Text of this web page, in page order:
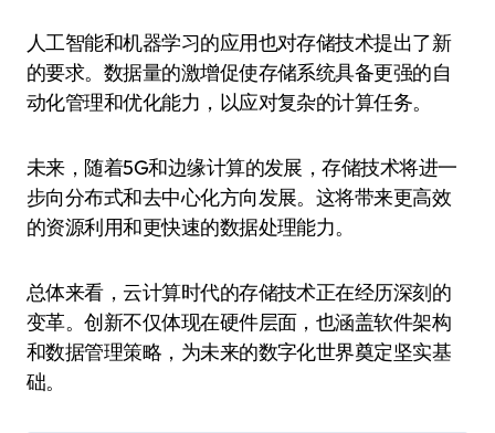
人工智能和机器学习的应用也对存储技术提出了新
的要求。数据量的激增促使存储系统具备更强的自
动化管理和优化能力，以应对复杂的计算任务。
未来，随着5G和边缘计算的发展，存储技术将进一
步向分布式和去中心化方向发展。这将带来更高效
的资源利用和更快速的数据处理能力。
总体来看，云计算时代的存储技术正在经历深刻的
变革。创新不仅体现在硬件层面，也涵盖软件架构
和数据管理策略，为未来的数字化世界奠定坚实基
础。